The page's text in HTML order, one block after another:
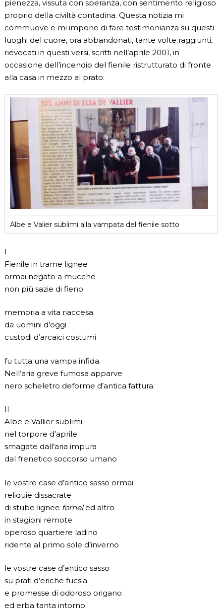
pienezza, vissuta con speranza, con sentimento religioso
proprio della civiltà contadina. Questa notizia mi
commuove e mi impone di fare testimonianza su questi
luoghi del cuore, ora abbandonati, tante volte raggiunti,
rievocati in questi versi, scritti nell’aprile 2001, in
occasione dell’incendio del fienile ristrutturato di fronte
alla casa in mezzo al prato:
Albe e Valier sublimi alla vampata del fienile sotto
I
Fienile in trame lignee
ormai negato a mucche
non più sazie di fieno
memoria a vita riaccesa
da uomini d’oggi
custodi d’arcaici costumi
fu tutta una vampa infida.
Nell’aria greve fumosa apparve
nero scheletro deforme d’antica fattura.
II
Albe e Vallier sublimi
nel torpore d’aprile
smagate dall’aria impura
dal frenetico soccorso umano
le vostre case d’antico sasso ormai
reliquie dissacrate
di stube lignee forneled altro
in stagioni remote
operoso quartiere ladino
ridente al primo sole d’inverno
le vostre case d’antico sasso
su prati d’eriche fucsia
e promesse di odoroso origano
ed erba tanta intorno